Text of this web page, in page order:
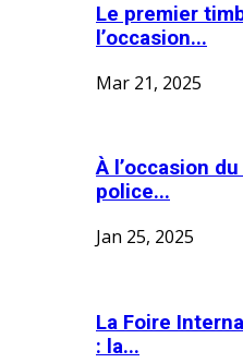
Le premier
l’occasion...
Mar 21, 2025
À l’occasion
police...
Jan 25, 2025
La Foire
: la...